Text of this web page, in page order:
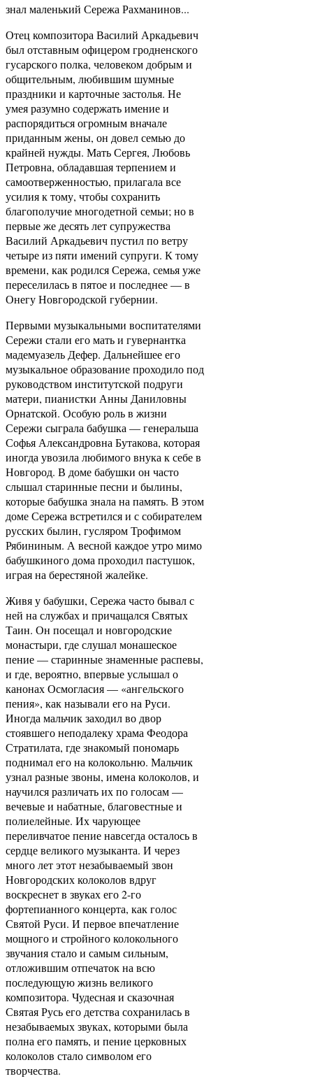
знал маленький Сережа Рахманинов...
Отец композитора Василий Аркадьевич
был отставным офицером гродненского
гусарского полка, человеком добрым и
общительным, любившим шумные
праздники и карточные застолья. Не
умея разумно содержать имение и
распорядиться огромным вначале
приданным жены, он довел семью до
крайней нужды. Мать Сергея, Любовь
Петровна, обладавшая терпением и
самоотверженностью, прилагала все
усилия к тому, чтобы сохранить
благополучие многодетной семьи; но в
первые же десять лет супружества
Василий Аркадьевич пустил по ветру
четыре из пяти имений супруги. К тому
времени, как родился Сережа, семья уже
переселилась в пятое и последнее — в
Онегу Новгородской губернии.
Первыми музыкальными воспитателями
Сережи стали его мать и гувернантка
мадемуазель Дефер. Дальнейшее его
музыкальное образование проходило под
руководством институтской подруги
матери, пианистки Анны Даниловны
Орнатской. Особую роль в жизни
Сережи сыграла бабушка — генеральша
Софья Александровна Бутакова, которая
иногда увозила любимого внука к себе в
Новгород. В доме бабушки он часто
слышал старинные песни и былины,
которые бабушка знала на память. В этом
доме Сережа встретился и с собирателем
русских былин, гусляром Трофимом
Рябининым. А весной каждое утро мимо
бабушкиного дома проходил пастушок,
играя на берестяной жалейке.
Живя у бабушки, Сережа часто бывал с
ней на службах и причащался Святых
Таин. Он посещал и новгородские
монастыри, где слушал монашеское
пение — старинные знаменные распевы,
и где, вероятно, впервые услышал о
канонах Осмогласия — «ангельского
пения», как называли его на Руси.
Иногда мальчик заходил во двор
стоявшего неподалеку храма Феодора
Стратилата, где знакомый пономарь
поднимал его на колокольню. Мальчик
узнал разные звоны, имена колоколов, и
научился различать их по голосам —
вечевые и набатные, благовестные и
полиелейные. Их чарующее
переливчатое пение навсегда осталось в
сердце великого музыканта. И через
много лет этот незабываемый звон
Новгородских колоколов вдруг
воскреснет в звуках его 2-го
фортепианного концерта, как голос
Святой Руси. И первое впечатление
мощного и стройного колокольного
звучания стало и самым сильным,
отложившим отпечаток на всю
последующую жизнь великого
композитора. Чудесная и сказочная
Святая Русь его детства сохранилась в
незабываемых звуках, которыми была
полна его память, и пение церковных
колоколов стало символом его
творчества.